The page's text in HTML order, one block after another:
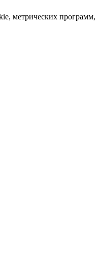
метрических программ,